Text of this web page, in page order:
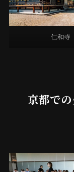
仁和寺
京都で